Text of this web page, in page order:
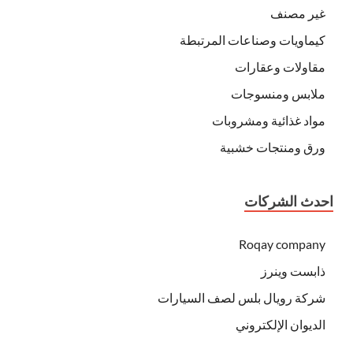
غير مصنف
كيماويات وصناعات المرتبطة
مقاولات وعقارات
ملابس ومنسوجات
مواد غذائية ومشروبات
ورق ومنتجات خشبية
احدث الشركات
Roqay company
ذابست وينرز
شركة رويال بلس لصف السيارات
الديوان الإلكتروني